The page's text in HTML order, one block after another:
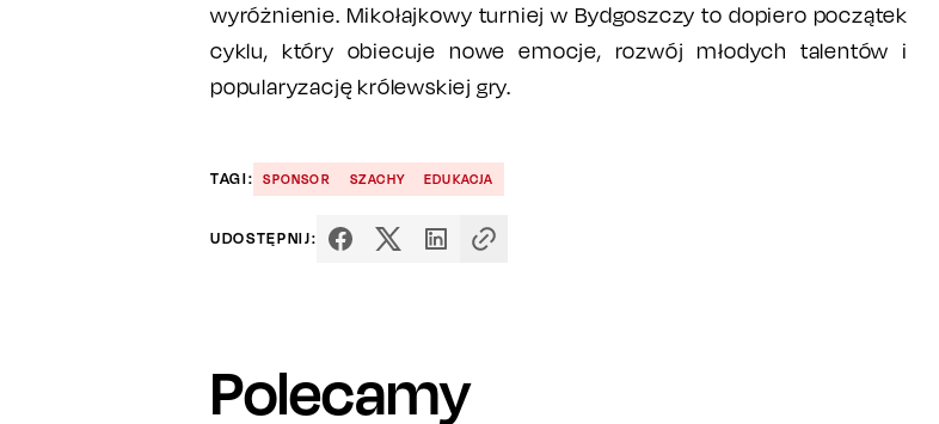
wyróżnienie. Mikołajkowy turniej w Bydgoszczy to dopiero początek
cyklu, który obiecuje nowe emocje, rozwój młodych talentów i
popularyzację królewskiej gry.
TAGI: SPONSOR SZACHY EDUKACJA
UDOSTĘPNIJ:
Polecamy